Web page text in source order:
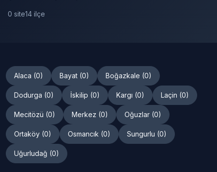
0 site14 ilçe
Alaca (0) Bayat (0) Boğazkale (0)
Dodurga (0) İskilip (0) Kargı (0) Laçin (0)
Mecitözü (0) Merkez (0) Oğuzlar (0)
Ortaköy (0) Osmancık (0) Sungurlu (0)
Uğurludağ (0)